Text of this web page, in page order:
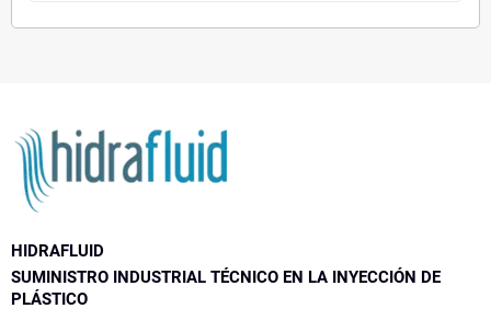
HIDRAFLUID
SUMINISTRO INDUSTRIAL TÉCNICO EN LA INYECCIÓN DE
PLÁSTICO